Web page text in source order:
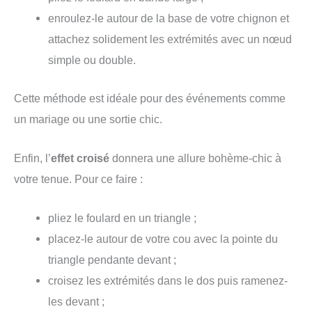
enroulez-le autour de la base de votre chignon et
attachez solidement les extrémités avec un nœud
simple ou double.
Cette méthode est idéale pour des événements comme
un mariage ou une sortie chic.
Enfin, l’effet croisé donnera une allure bohème-chic à
votre tenue. Pour ce faire :
pliez le foulard en un triangle ;
placez-le autour de votre cou avec la pointe du
triangle pendante devant ;
croisez les extrémités dans le dos puis ramenez-
les devant ;